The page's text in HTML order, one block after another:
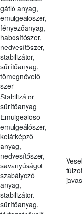
gátló anyag,
emulgeálószer,
fényezőanyag,
habosítószer,
nedvesítőszer,
stabilizátor,
sűrítőanyag,
tömegnövelő
szer
Stabilizátor,
sűrítőanyag
Emulgeálósó,
emulgeálószer,
kelátképző
anyag,
nedvesítőszer,
savanyúságot
szabályozó
anyag,
stabilizátor,
sűrítőanyag,